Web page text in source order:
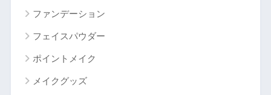
ファンデーション
フェイスパウダー
ポイントメイク
メイクグッズ